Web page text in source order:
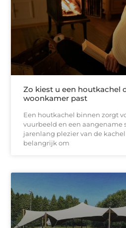
Zo kiest u een houtkachel
woonkamer past
Een houtkachel binnen zorgt
vuurbeeld en een aangename
jarenlang plezier van de
belangrijk om